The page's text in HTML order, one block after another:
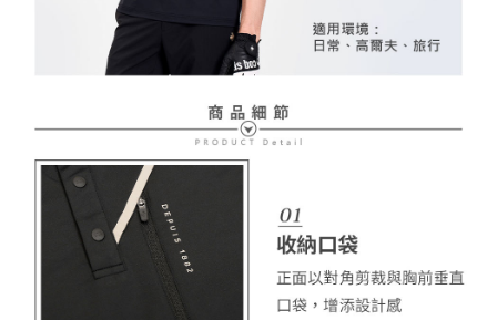
https://oppay.tw/userRule
三、利用規約「AFTEE代金後払い」（以下当サービスという）はネットプ
ロテクションズ（以下 AFTEE という）が提供し、AFTEEが代金を徴収し
ます。当サービスご利用の際に提供しなければならない個人情報（注文者
の氏名、電話番号、受取人の氏名、電話番号、受取人住所を含むがこれに
す。AFTEEの個人情報の収集、処理、利用について、詳細はAFTEE公式ホ
ームページの『個人情報の収集、処理及び利用に関する声明』をご参照く
ださい（https://aftee.tw/privacypolicy/
AFTEEの初回ご利用の際に、審査を通過すれば、最高額がNT$10,000にな
ります。支払い期限を過ぎた場合、その金額に基づいて年利20%の遅延滞
納金が加算されます。未成年の利用者は、事前に法定代理人または後見人
の同意を得ればAFTEEをご利用いただけます。
個人情報の処理、利用について疑問がある、または関連する法律の権利を
配送毎にNT$80、NT$2,000以上で送料無料